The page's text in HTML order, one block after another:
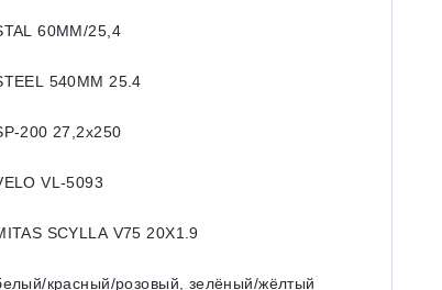
60MM/25,4
540MM 25.4
200 27,2x250
VL-5093
SCYLLA V75 20X1.9
красный/розовый, зелёный/жёлтый